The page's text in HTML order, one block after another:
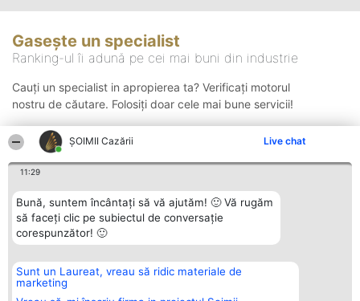
ȘOIMII Cazării Live chat
11:29
Bună, suntem încântați să vă ajutăm! 🙂 Vă rugăm
să faceți clic pe subiectul de conversație
corespunzător! 🙂
Sunt un Laureat, vreau să ridic materiale de
marketing
Gasește un specialist
Ranking-ul îi adună pe cei mai buni din industrie
Cauți un specialist in apropierea ta? Verificați motorul
nostru de căutare. Folosiți doar cele mai bune servicii!
Organizator Ranking
BRIGHT SOLUTIONS BR SRL
Aleea Timisul De Sus 2 Bl. A30
Plebiscyt
Lista Tuturor
Contact